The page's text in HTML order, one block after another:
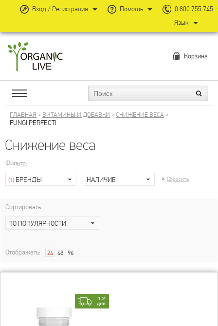
Корзина
ГЛАВНАЯ > ВИТАМИНЫ И ДОБАВКИ >СНИЖЕНИЕ ВЕСА>
FUNGI PERFECTI
Снижение веса
Фильтр:
(1) БРЕНДЫ НАЛИЧИЕ Сбросить
Сортировать:
ПО ПОПУЛЯРНОСТИ
Отображать: 24 48 96
1-2
дня
Вход / Регистрация Помощь
0 800 755 745
Язык